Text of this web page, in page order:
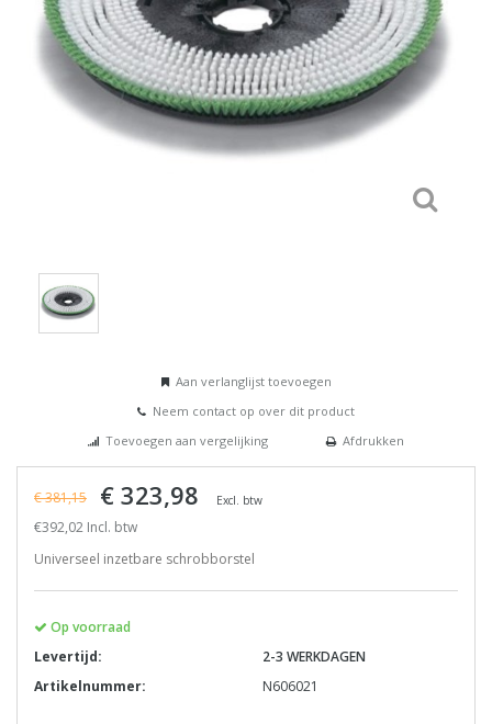
Aan verlanglijst toevoegen
Neem contact op over dit product
Toevoegen aan vergelijking
Afdrukken
€ 381,15 € 323,98 Excl. btw
€392,02 Incl. btw
Universeel inzetbare schrobborstel
Op voorraad
Levertijd:
2-3 WERKDAGEN
Artikelnummer:
N606021